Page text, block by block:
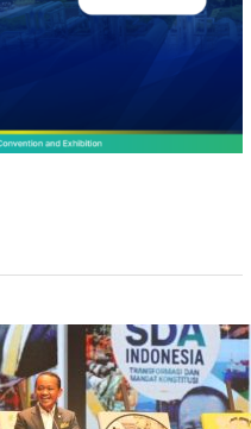
Buku Rekam Jejak
Kebijakan